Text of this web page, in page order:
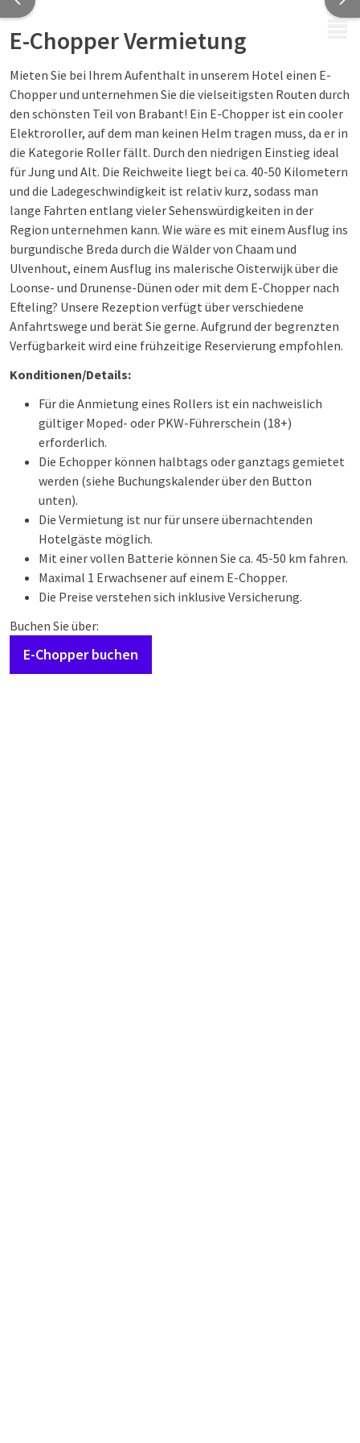
E-Chopper Vermietung
Mieten Sie bei Ihrem Aufenthalt in unserem Hotel einen E-
Chopper und unternehmen Sie die vielseitigsten Routen durch
den schönsten Teil von Brabant! Ein E-Chopper ist ein cooler
Elektroroller, auf dem man keinen Helm tragen muss, da er in
die Kategorie Roller fällt. Durch den niedrigen Einstieg ideal
für Jung und Alt. Die Reichweite liegt bei ca. 40-50 Kilometern
und die Ladegeschwindigkeit ist relativ kurz, sodass man
lange Fahrten entlang vieler Sehenswürdigkeiten in der
Region unternehmen kann. Wie wäre es mit einem Ausflug ins
burgundische Breda durch die Wälder von Chaam und
Ulvenhout, einem Ausflug ins malerische Oisterwijk über die
Loonse- und Drunense-Dünen oder mit dem E-Chopper nach
Efteling? Unsere Rezeption verfügt über verschiedene
Anfahrtswege und berät Sie gerne. Aufgrund der begrenzten
Verfügbarkeit wird eine frühzeitige Reservierung empfohlen.
Konditionen/Details:
Für die Anmietung eines Rollers ist ein nachweislich
gültiger Moped- oder PKW-Führerschein (18+)
erforderlich.
Die Echopper können halbtags oder ganztags gemietet
werden (siehe Buchungskalender über den Button
unten).
Die Vermietung ist nur für unsere übernachtenden
Hotelgäste möglich.
Mit einer vollen Batterie können Sie ca. 45-50 km fahren.
Maximal 1 Erwachsener auf einem E-Chopper.
Die Preise verstehen sich inklusive Versicherung.
Buchen Sie über:
E-Chopper buchen